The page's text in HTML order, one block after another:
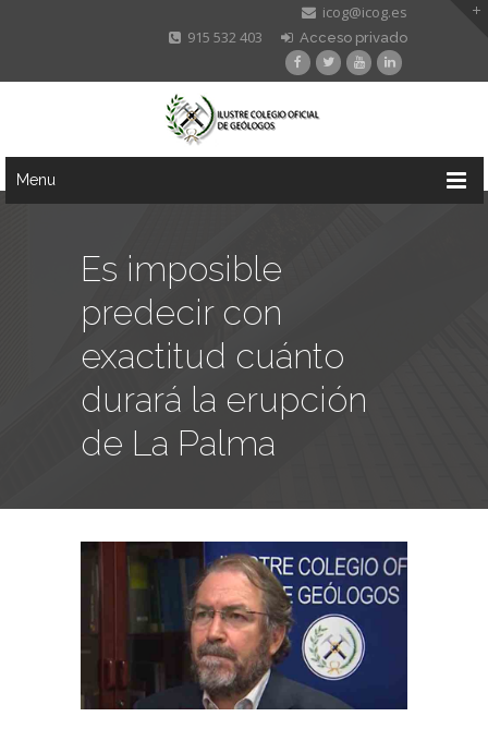
icog@icog.es
915 532 403
Acceso privado
Menu
Es imposible
predecir con
exactitud cuánto
durará la erupción
de La Palma